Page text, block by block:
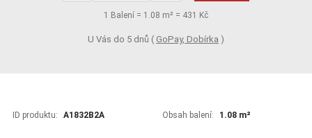
1 Balení = 1.08 m² = 431 Kč
U Vás do 5 dnů ( GoPay, Dobírka )
ID produktu: A1832B2A Obsah balení: 1.08 m²